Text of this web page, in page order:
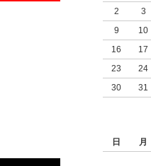
2
3
9
10
16
17
23
24
30
31
日
月